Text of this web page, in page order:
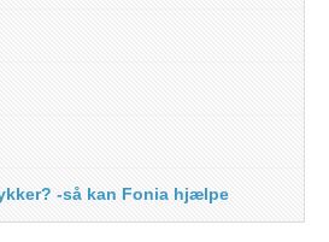
-så kan Fonia hjælpe